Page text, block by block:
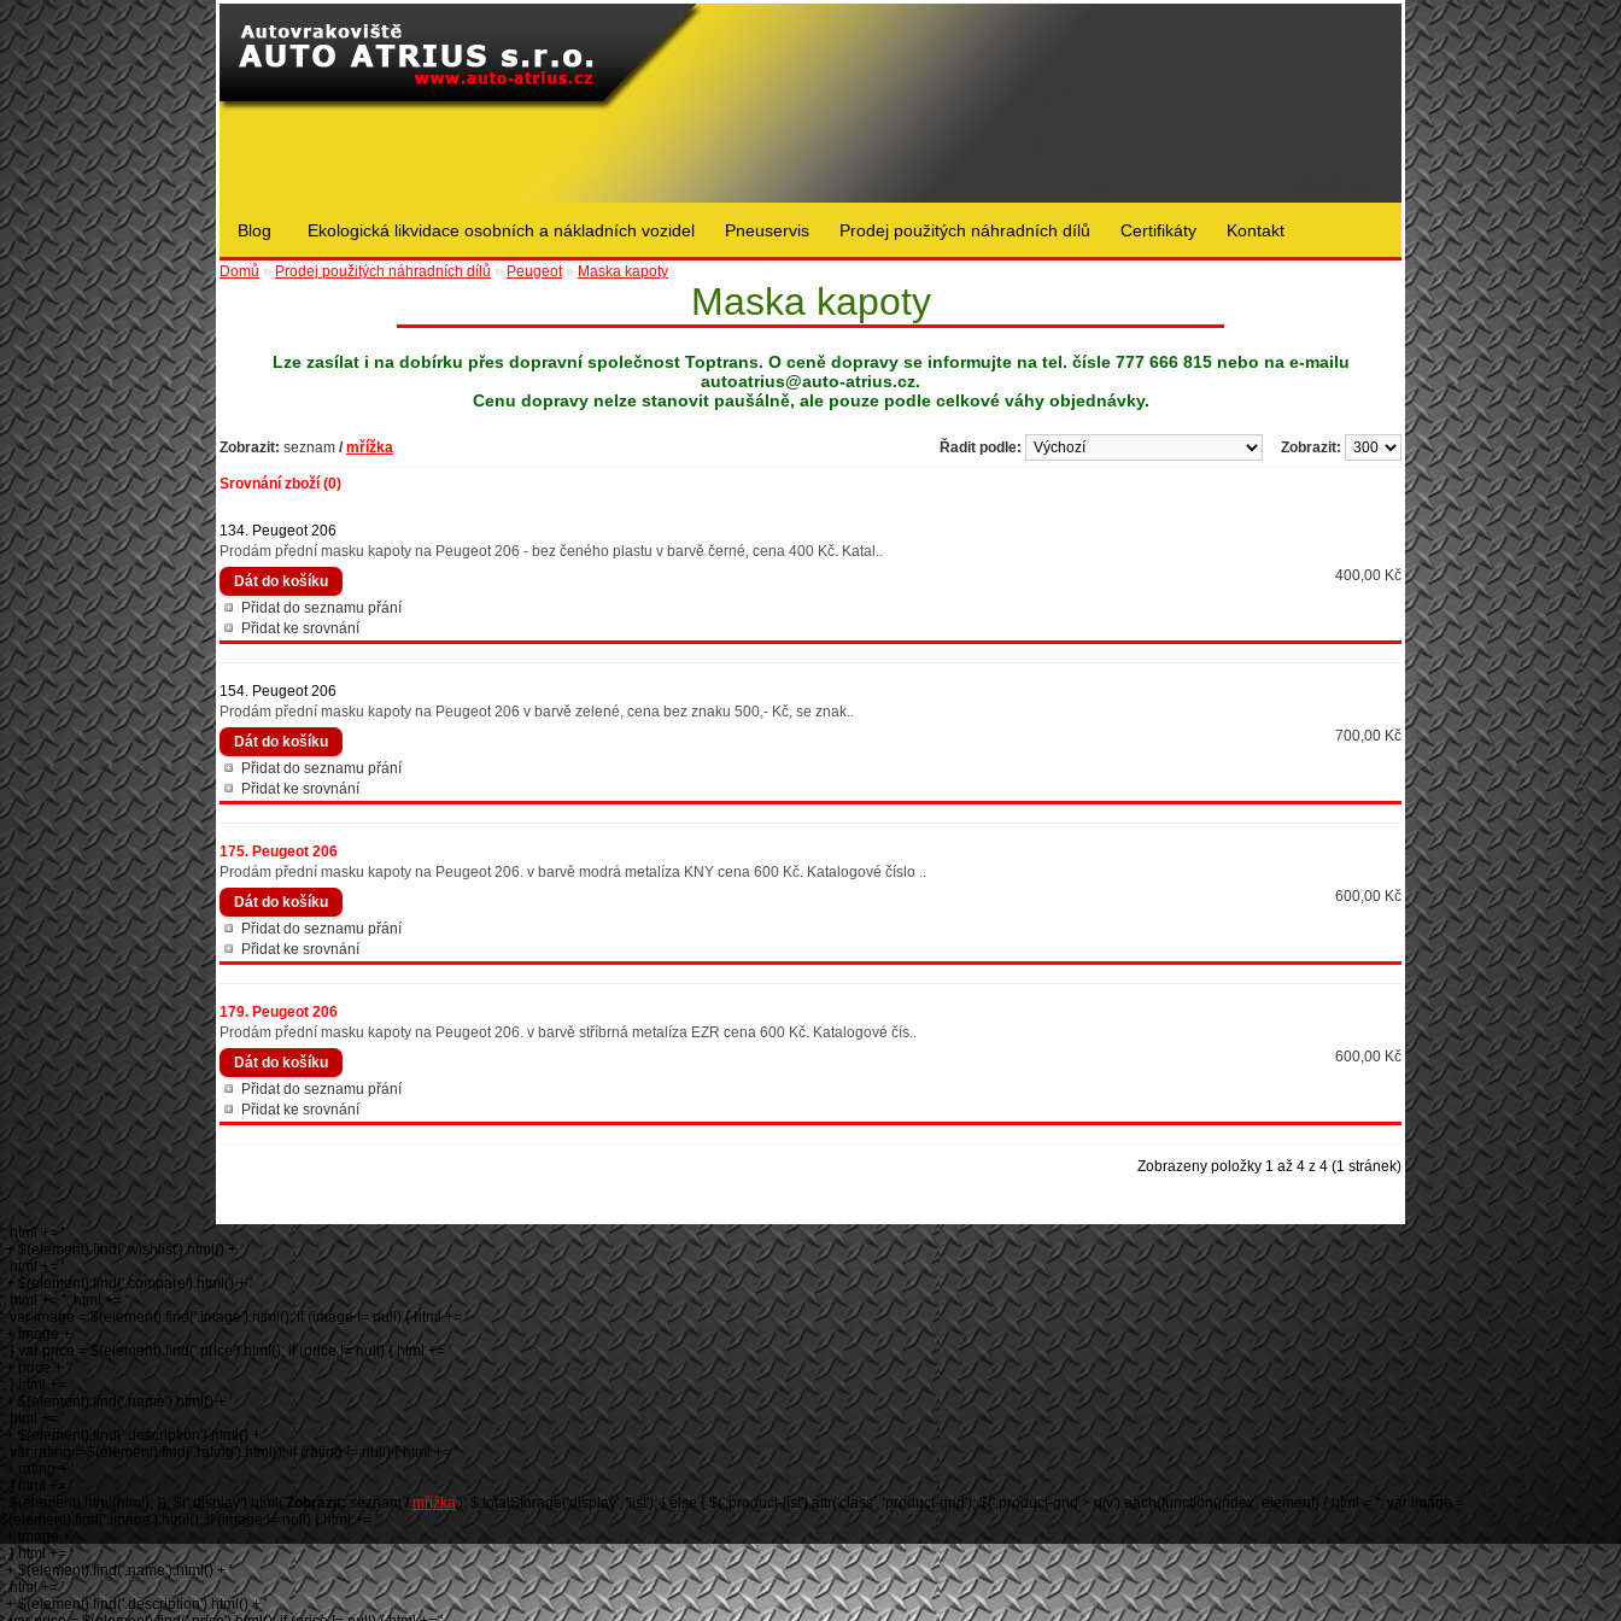
Blog Ekologická likvidace osobních a nákladních vozidel Pneuservis Prodej použitých náhradních dílů Certifikáty Kontakt
Domů » Prodej použitých náhradních dílů » Peugeot» Maska kapoty
Maska kapoty
Lze zasílat i na dobírku přes dopravní společnost Toptrans. O ceně dopravy se informujte na tel. čísle 777 666 815 nebo na e-mailu
autoatrius@auto-atrius.cz.
Cenu dopravy nelze stanovit paušálně, ale pouze podle celkové váhy objednávky.
Zobrazit: seznam / mřížka Zobrazit:
Řadit podle:
Srovnání zboží (0)
134. Peugeot 206
Prodám přední masku kapoty na Peugeot 206 - bez čeného plastu v barvě černé, cena 400 Kč. Katal..
400,00 Kč
Přidat do seznamu přání
Přidat ke srovnání
154. Peugeot 206
Prodám přední masku kapoty na Peugeot 206 v barvě zelené, cena bez znaku 500,- Kč, se znak..
700,00 Kč
Přidat do seznamu přání
Přidat ke srovnání
175. Peugeot 206
Prodám přední masku kapoty na Peugeot 206. v barvě modrá metalíza KNY cena 600 Kč. Katalogové číslo ..
600,00 Kč
Přidat do seznamu přání
Přidat ke srovnání
179. Peugeot 206
Prodám přední masku kapoty na Peugeot 206. v barvě stříbrná metalíza EZR cena 600 Kč. Katalogové čís..
600,00 Kč
Přidat do seznamu přání
Přidat ke srovnání
Zobrazeny položky 1 až 4 z 4 (1 stránek)
'; html += '
' + $(element).find('.wishlist').html() + '
'; html += '
' + $(element).find('.compare').html() + '
'; html += ''; html += '
'; var image = $(element).find('.image').html(); if (image != null) { html += '
' + image + '
'; } var price = $(element).find('.price').html(); if (price != null) { html += '
' + price + '
'; } html += '
' + $(element).find('.name').html() + '
'; html += '
' + $(element).find('.description').html() + '
'; var rating = $(element).find('.rating').html(); if (rating != null) { html += '
' + rating + '
'; } html += '
'; $(element).html(html); }); $('.display').html('Zobrazit: seznam / mřížka'); $.totalStorage('display', 'list'); } else { $('.product-list').attr('class', 'product-grid'); $('.product-grid > div').each(function(index, element) { html = ''; var image =
$(element).find('.image').html(); if (image != null) { html += '
'; } html += '
' + $(element).find('.name').html() + '
'; html += '
' + $(element).find('.description').html() + '